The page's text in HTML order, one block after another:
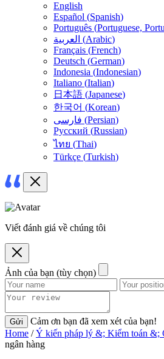
English
Español (Spanish)
Português (Portuguese,
العربية (Arabic)
Français (French)
Deutsch (German)
Indonesia (Indonesian)
Italiano (Italian)
日本語 (Japanese)
한국어 (Korean)
فارسی (Persian)
Русский (Russian)
ไทย (Thai)
Türkçe (Turkish)
Viết đánh giá về chúng tôi
Ảnh của bạn (tùy chọn)
Gửi
Cảm ơn bạn đã xem xét của bạn!
Home /Ý kiến pháp lý &; Kiểm toán &;
ngân hàng